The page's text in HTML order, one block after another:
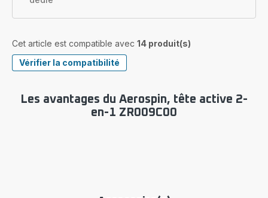
Cet article est compatible avec 14 produit(s)
Vérifier la compatibilité
Les avantages du Aerospin, tête active 2-
en-1 ZR009C00